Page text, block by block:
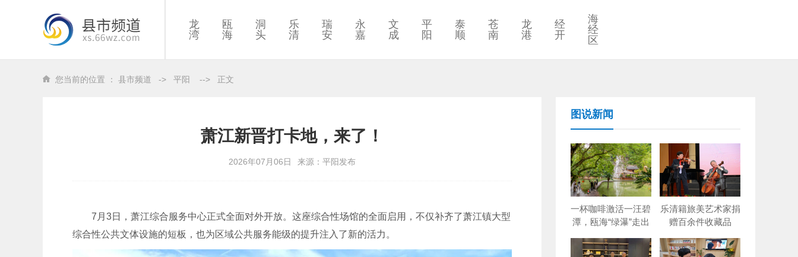
龙
湾
瓯
海
洞
头
乐
清
瑞
安
永
嘉
文
成
平
阳
泰
顺
苍
南
龙
港
经
开
海
经
区
您当前的位置 ： 县市频道 -> 平阳 --> 正文
萧江新晋打卡地，来了！
2026年07月06日 来源：平阳发布
7月3日，萧江综合服务中心正式全面对外开放。这座综合性场馆的全面启用，不仅补齐了萧江镇大型
综合性公共文体设施的短板，也为区域公共服务能级的提升注入了新的活力。
图说新闻
一杯咖啡激活一汪碧
潭，瓯海“绿瀑”走出
乐清籍旅美艺术家捐
赠百余件收藏品